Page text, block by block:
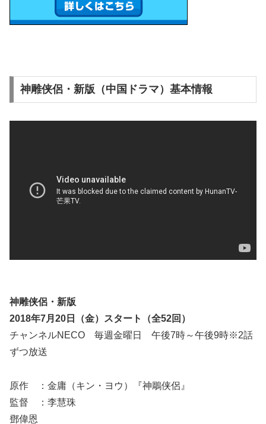
神雕侠侶・新版（中国ドラマ）基本情報
神雕侠侶・新版
2018年7月20日（金）スタート（全52回）
チャンネルNECO 毎週金曜日 午後7時～午後9時※2話
ずつ放送
原作 ：金庸（キン・ヨウ）『神鵰侠侶』
監督 ：李慧珠
鄧偉恩